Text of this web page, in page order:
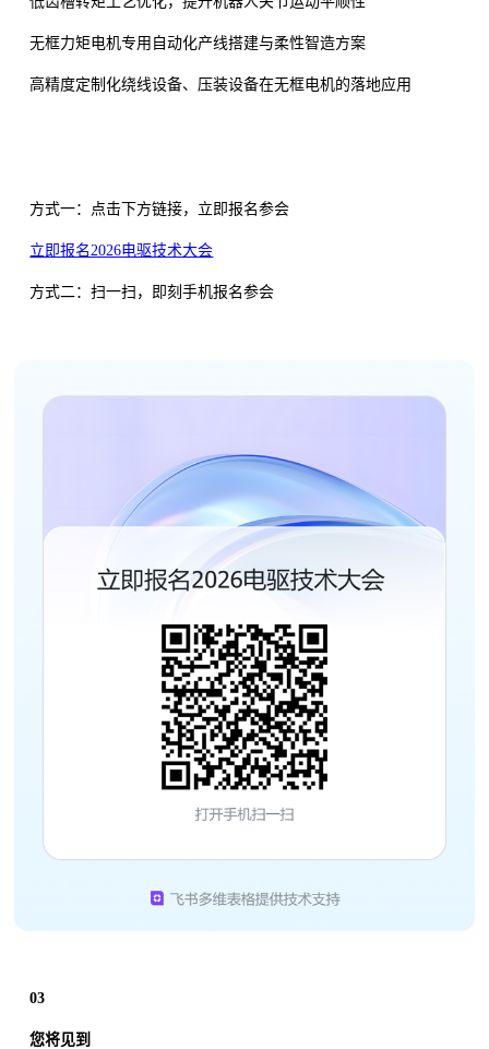
无框力矩电机专用自动化产线搭建与柔性智造方案
高精度定制化绕线设备、压装设备在无框电机的落地应用
方式一：点击下方链接，立即报名参会
立即报名2026电驱技术大会
方式二：扫一扫，即刻手机报名参会
03
您将见到